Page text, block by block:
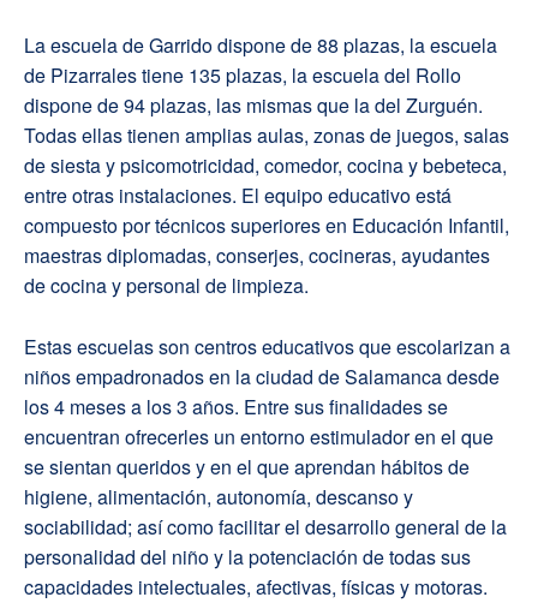
La escuela de Garrido dispone de 88 plazas, la escuela
de Pizarrales tiene 135 plazas, la escuela del Rollo
dispone de 94 plazas, las mismas que la del Zurguén.
Todas ellas tienen amplias aulas, zonas de juegos, salas
de siesta y psicomotricidad, comedor, cocina y bebeteca,
entre otras instalaciones. El equipo educativo está
compuesto por técnicos superiores en Educación Infantil,
maestras diplomadas, conserjes, cocineras, ayudantes
de cocina y personal de limpieza.
Estas escuelas son centros educativos que escolarizan a
niños empadronados en la ciudad de Salamanca desde
los 4 meses a los 3 años. Entre sus finalidades se
encuentran ofrecerles un entorno estimulador en el que
se sientan queridos y en el que aprendan hábitos de
higiene, alimentación, autonomía, descanso y
sociabilidad; así como facilitar el desarrollo general de la
personalidad del niño y la potenciación de todas sus
capacidades intelectuales, afectivas, físicas y motoras.